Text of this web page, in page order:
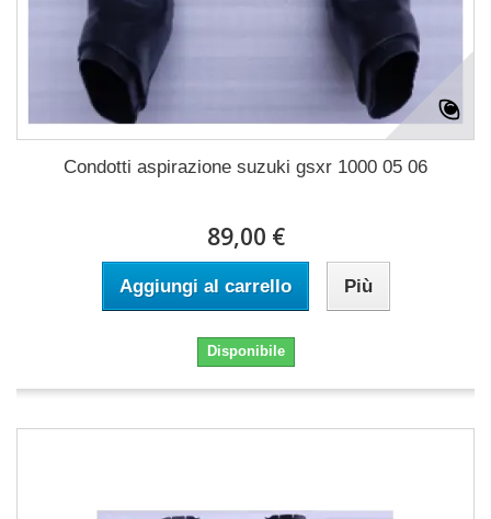
Condotti aspirazione suzuki gsxr 1000 05 06
89,00 €
Aggiungi al carrello Più
Disponibile